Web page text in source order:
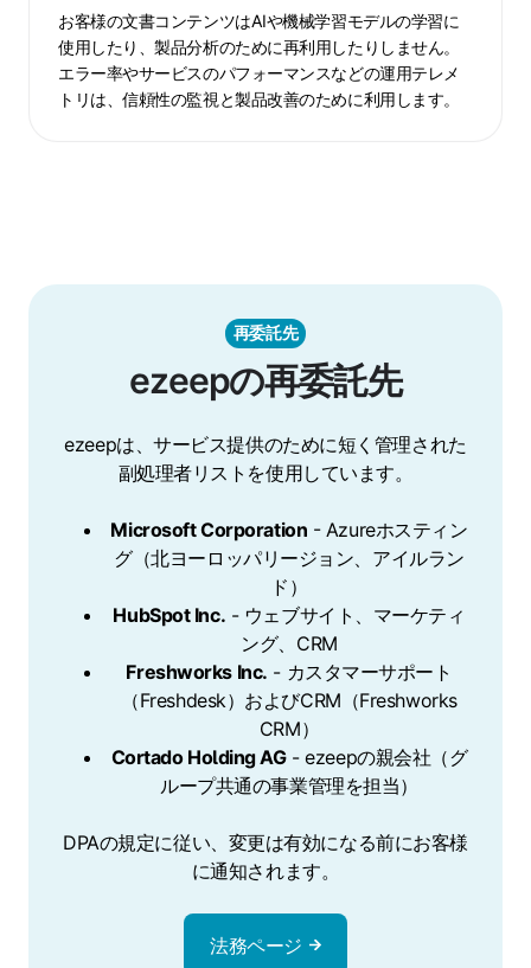
お客様の文書コンテンツはAIや機械学習モデルの学習に
使用したり、製品分析のために再利用したりしません。
エラー率やサービスのパフォーマンスなどの運用テレメ
トリは、信頼性の監視と製品改善のために利用します。
テ
ン
ツ
は
再委託先
ezeepの再委託先
ezeepは、サービス提供のために短く管理された
副処理者リストを使用しています。
Microsoft Corporation - Azureホスティン
グ（北ヨーロッパリージョン、アイルラン
ド）
HubSpot Inc. - ウェブサイト、マーケティ
ング、CRM
Freshworks Inc. - カスタマーサポート
（Freshdesk）およびCRM（Freshworks
CRM）
Cortado Holding AG- ezeepの親会社（グ
ループ共通の事業管理を担当）
DPAの規定に従い、変更は有効になる前にお客様
に通知されます。
法務ページ